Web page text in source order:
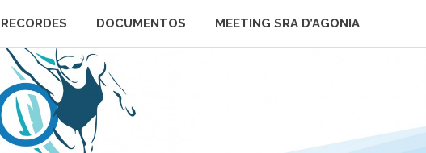
RECORDES DOCUMENTOS MEETING SRA D’AGONIA